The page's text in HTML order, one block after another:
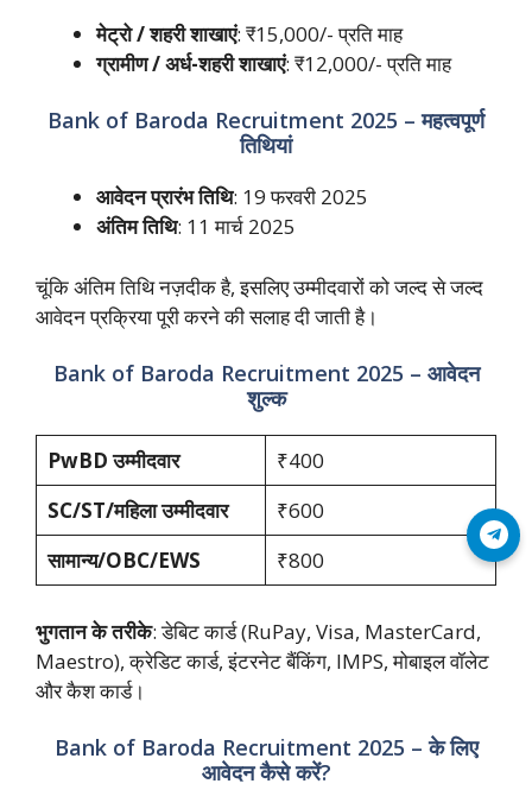
Join Telegram
मेट्रो / शहरी शाखाएं: ₹15,000/- प्रति माह
ग्रामीण / अर्ध-शहरी शाखाएं: ₹12,000/- प्रति माह
Bank of Baroda Recruitment 2025 – महत्वपूर्ण
तिथियां
आवेदन प्रारंभ तिथि: 19 फरवरी 2025
अंतिम तिथि: 11 मार्च 2025
चूंकि अंतिम तिथि नज़दीक है, इसलिए उम्मीदवारों को जल्द से जल्द
आवेदन प्रक्रिया पूरी करने की सलाह दी जाती है।
Bank of Baroda Recruitment 2025 – आवेदन
शुल्क
PwBD उम्मीदवार
₹400
SC/ST/महिला उम्मीदवार
₹600
सामान्य/OBC/EWS
₹800
भुगतान के तरीके: डेबिट कार्ड (RuPay, Visa, MasterCard,
Maestro), क्रेडिट कार्ड, इंटरनेट बैंकिंग, IMPS, मोबाइल वॉलेट
और कैश कार्ड।
Bank of Baroda Recruitment 2025 – के लिए
आवेदन कैसे करें?